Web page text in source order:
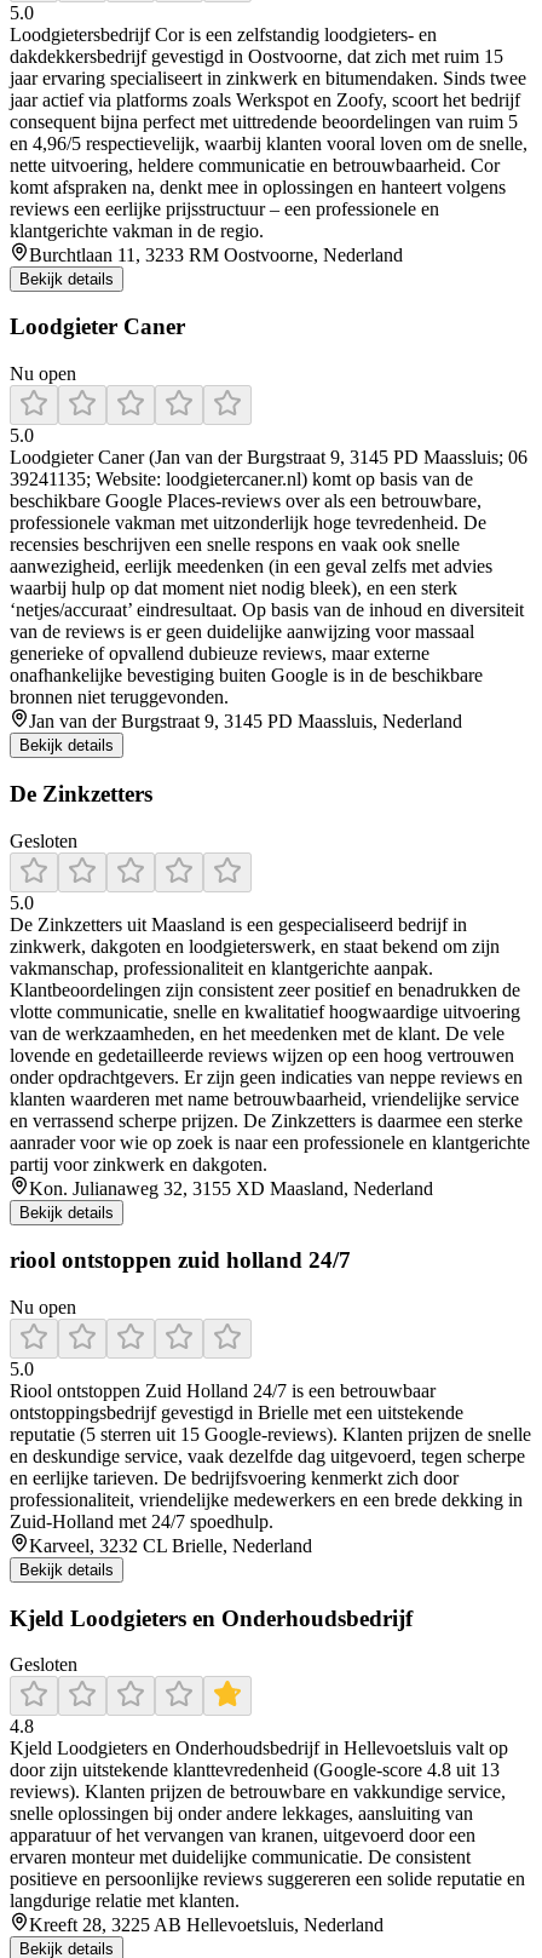
5.0
Loodgietersbedrijf Cor is een zelfstandig loodgieters- en
dakdekkersbedrijf gevestigd in Oostvoorne, dat zich met ruim 15
jaar ervaring specialiseert in zinkwerk en bitumendaken. Sinds twee
jaar actief via platforms zoals Werkspot en Zoofy, scoort het bedrijf
consequent bijna perfect met uittredende beoordelingen van ruim 5
en 4,96/5 respectievelijk, waarbij klanten vooral loven om de snelle,
nette uitvoering, heldere communicatie en betrouwbaarheid. Cor
komt afspraken na, denkt mee in oplossingen en hanteert volgens
reviews een eerlijke prijsstructuur – een professionele en
klantgerichte vakman in de regio.
Burchtlaan 11, 3233 RM Oostvoorne, Nederland
Bekijk details
Loodgieter Caner
Nu open
5.0
Loodgieter Caner (Jan van der Burgstraat 9, 3145 PD Maassluis; 06
39241135; Website: loodgietercaner.nl) komt op basis van de
beschikbare Google Places-reviews over als een betrouwbare,
professionele vakman met uitzonderlijk hoge tevredenheid. De
recensies beschrijven een snelle respons en vaak ook snelle
aanwezigheid, eerlijk meedenken (in een geval zelfs met advies
waarbij hulp op dat moment niet nodig bleek), en een sterk
‘netjes/accuraat’ eindresultaat. Op basis van de inhoud en diversiteit
van de reviews is er geen duidelijke aanwijzing voor massaal
generieke of opvallend dubieuze reviews, maar externe
onafhankelijke bevestiging buiten Google is in de beschikbare
bronnen niet teruggevonden.
Jan van der Burgstraat 9, 3145 PD Maassluis, Nederland
Bekijk details
De Zinkzetters
Gesloten
5.0
De Zinkzetters uit Maasland is een gespecialiseerd bedrijf in
zinkwerk, dakgoten en loodgieterswerk, en staat bekend om zijn
vakmanschap, professionaliteit en klantgerichte aanpak.
Klantbeoordelingen zijn consistent zeer positief en benadrukken de
vlotte communicatie, snelle en kwalitatief hoogwaardige uitvoering
van de werkzaamheden, en het meedenken met de klant. De vele
lovende en gedetailleerde reviews wijzen op een hoog vertrouwen
onder opdrachtgevers. Er zijn geen indicaties van neppe reviews en
klanten waarderen met name betrouwbaarheid, vriendelijke service
en verrassend scherpe prijzen. De Zinkzetters is daarmee een sterke
aanrader voor wie op zoek is naar een professionele en klantgerichte
partij voor zinkwerk en dakgoten.
Kon. Julianaweg 32, 3155 XD Maasland, Nederland
Bekijk details
riool ontstoppen zuid holland 24/7
Nu open
5.0
Riool ontstoppen Zuid Holland 24/7 is een betrouwbaar
ontstoppingsbedrijf gevestigd in Brielle met een uitstekende
reputatie (5 sterren uit 15 Google-reviews). Klanten prijzen de snelle
en deskundige service, vaak dezelfde dag uitgevoerd, tegen scherpe
en eerlijke tarieven. De bedrijfsvoering kenmerkt zich door
professionaliteit, vriendelijke medewerkers en een brede dekking in
Zuid-Holland met 24/7 spoedhulp.
Karveel, 3232 CL Brielle, Nederland
Bekijk details
Kjeld Loodgieters en Onderhoudsbedrijf
Gesloten
4.8
Kjeld Loodgieters en Onderhoudsbedrijf in Hellevoetsluis valt op
door zijn uitstekende klanttevredenheid (Google-score 4.8 uit 13
reviews). Klanten prijzen de betrouwbare en vakkundige service,
snelle oplossingen bij onder andere lekkages, aansluiting van
apparatuur of het vervangen van kranen, uitgevoerd door een
ervaren monteur met duidelijke communicatie. De consistent
positieve en persoonlijke reviews suggereren een solide reputatie en
langdurige relatie met klanten.
Kreeft 28, 3225 AB Hellevoetsluis, Nederland
Bekijk details